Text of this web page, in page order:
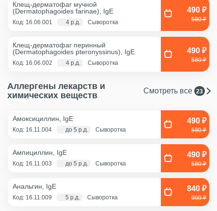
Клещ-дерматофаг мучной
(Dermatophagoides farinae), IgE
Код: 16.06.001 4 р.д. Сыворотка
490 ₽
580 ₽
Клещ-дерматофаг перинный
(Dermatophagoides pteronyssinus), IgE
Код: 16.06.002 4 р.д. Сыворотка
490 ₽
580 ₽
Аллергены лекарств и
химических веществ
Смотреть все 23
Амоксициллин, IgE
Код: 16.11.004 до 5 р.д. Сыворотка
490 ₽
580 ₽
Ампициллин, IgE
Код: 16.11.003 до 5 р.д. Сыворотка
490 ₽
580 ₽
Анальгин, IgE
Код: 16.11.009 5 р.д. Сыворотка
840 ₽
990 ₽